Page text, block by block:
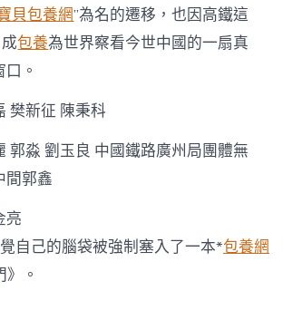
貝包養網”為名的遷移，也因高鐵這
包養為世界察看今世中國的一扇真
。
樊新征 陳秉科
郭淼 劉玉良 中國鐵路廣州局團體無
間郭鑫
亮
自己的腦袋被強制塞入了一本*包養網
。